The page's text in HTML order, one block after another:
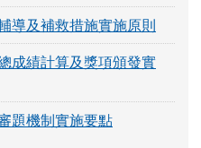
導及補救措施實施原則
成績計算及獎項頒發實
題機制實施要點